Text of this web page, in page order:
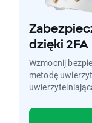
dzięki 2FA
Wzmocnij
metodę